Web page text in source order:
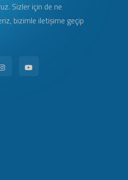
Sizler için de ne
bizimle iletişime geçip